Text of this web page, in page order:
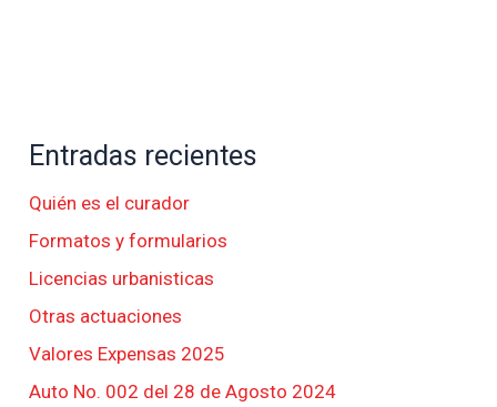
Entradas recientes
Quién es el curador
Formatos y formularios
Licencias urbanisticas
Otras actuaciones
Valores Expensas 2025
Auto No. 002 del 28 de Agosto 2024